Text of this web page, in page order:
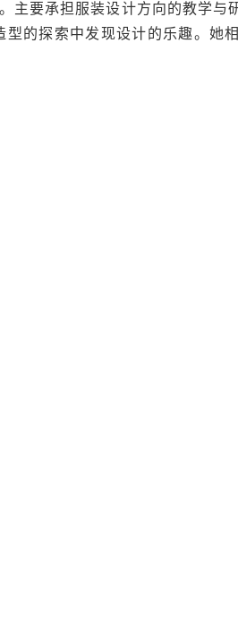
要承担服装设计方向的教学与
的探索中发现设计的乐趣。她